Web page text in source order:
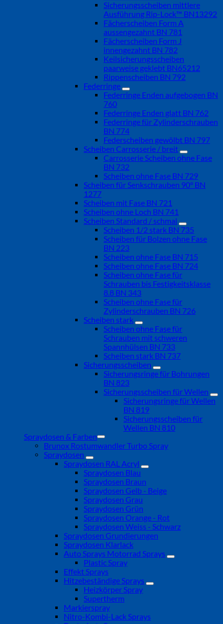
Sicherungsscheiben mittlere
Ausführung Rip-Lock™ BN13292
Fächerscheiben Form A
aussengezahnt BN 781
Fächerscheiben Form J
innengezahnt BN 782
Keilsicherungsscheiben
paarweise geklebt BN65212
Rippenscheiben BN 792
Federringe
Federringe Enden aufgebogen BN
760
Federringe Enden glatt BN 762
Federringe für Zylinderschrauben
BN 774
Federscheiben gewölbt BN 797
Scheiben Carrosserie / breit
Carrosserie Scheiben ohne Fase
BN 732
Scheiben ohne Fase BN 729
Scheiben für Senkschrauben 90° BN
1277
Scheiben mit Fase BN 721
Scheiben ohne Loch BN 741
Scheiben Standard / schmal
Scheiben 1/2 stark BN 735
Scheiben für Bolzen ohne Fase
BN 223
Scheiben ohne Fase BN 715
Scheiben ohne Fase BN 724
Scheiben ohne Fase für
Schrauben bis Festigkeitsklasse
8.8 BN 343
Scheiben ohne Fase für
Zylinderschrauben BN 726
Scheiben stark
Scheiben ohne Fase für
Schrauben mit schweren
Spannhülsen BN 733
Scheiben stark BN 737
Sicherungsscheiben
Sicherungsringe für Bohrungen
BN 823
Sicherungsscheiben für Wellen
Sicherungsringe für Wellen
BN 819
Sicherungsscheiben für
Wellen BN 810
Spraydosen & Farben
Brunox Rostumwandler Turbo Spray
Spraydosen
Spraydosen RAL Acryl
Spraydosen Blau
Spraydosen Braun
Spraydosen Gelb - Beige
Spraydosen Grau
Spraydosen Grün
Spraydosen Orange - Rot
Spraydosen Weiss - Schwarz
Spraydosen Grundierungen
Spraydosen Klarlack
Auto Sprays Motorrad Sprays
Plastic Spray
Effekt Sprays
Hitzebeständige Sprays
Heizkörper Spray
Supertherm
Markierspray
Nitro-Kombi-Lack Sprays